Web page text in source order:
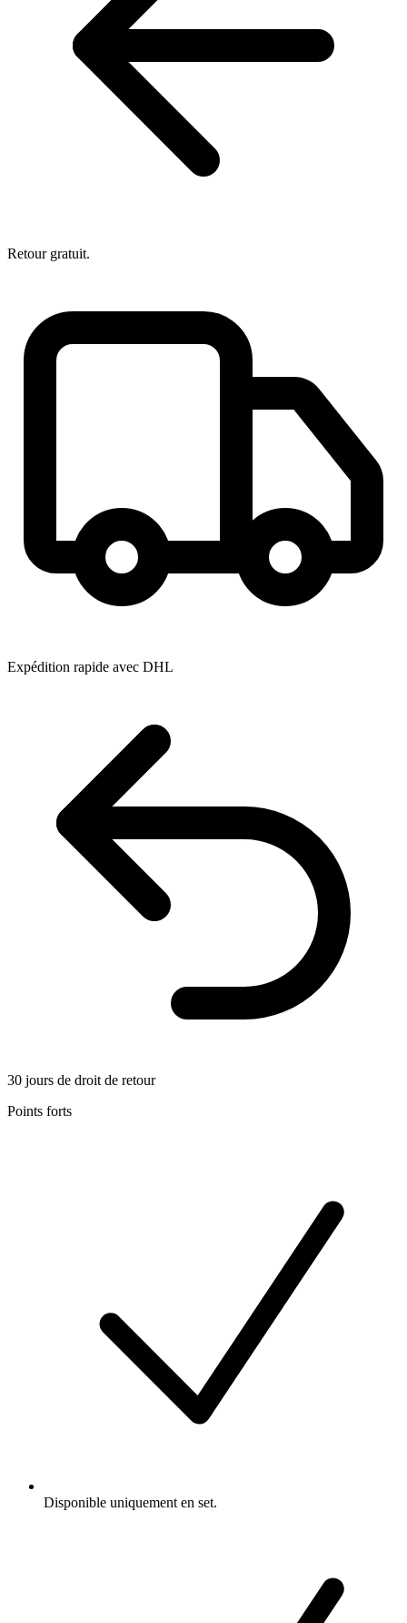
Retour gratuit.
Expédition rapide avec DHL
30 jours de droit de retour
Points forts
Disponible uniquement en set.